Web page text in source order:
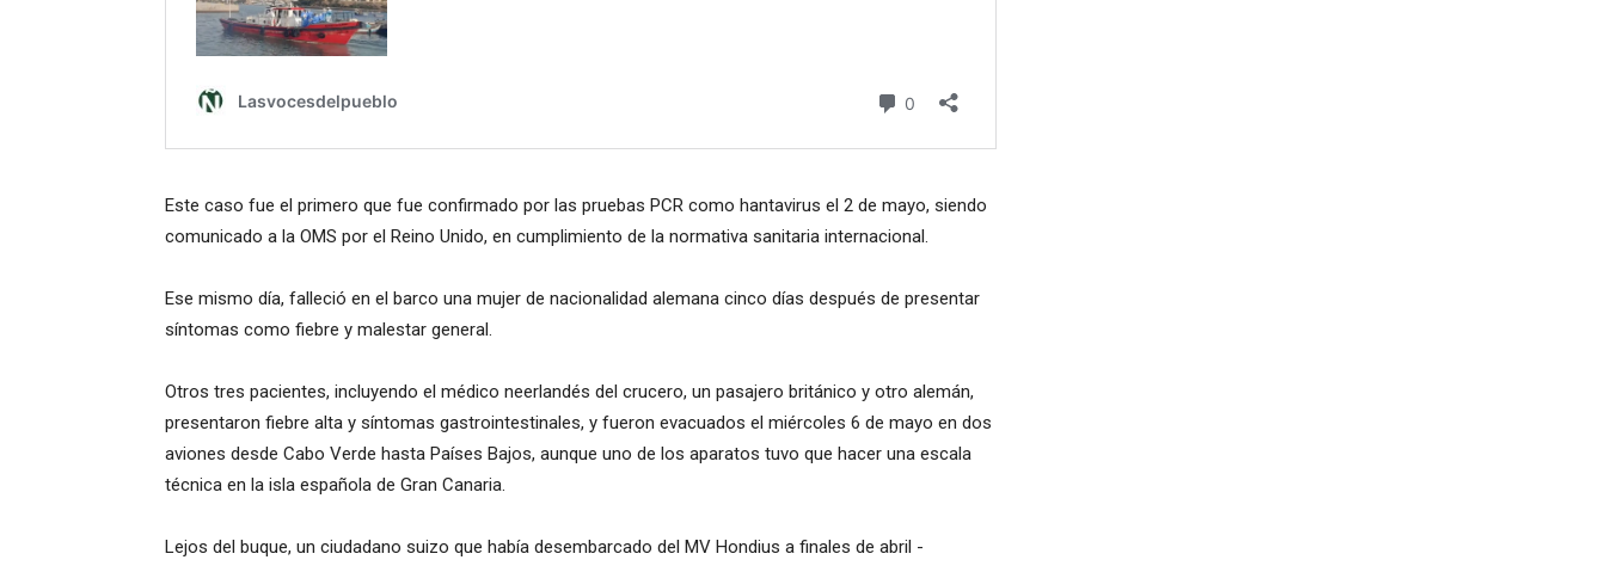
Este caso fue el primero que fue confirmado por las pruebas PCR como hantavirus el 2 de mayo, siendo
comunicado a la OMS por el Reino Unido, en cumplimiento de la normativa sanitaria internacional.
Ese mismo día, falleció en el barco una mujer de nacionalidad alemana cinco días después de presentar
síntomas como fiebre y malestar general.
Otros tres pacientes, incluyendo el médico neerlandés del crucero, un pasajero británico y otro alemán,
presentaron fiebre alta y síntomas gastrointestinales, y fueron evacuados el miércoles 6 de mayo en dos
aviones desde Cabo Verde hasta Países Bajos, aunque uno de los aparatos tuvo que hacer una escala
técnica en la isla española de Gran Canaria.
Lejos del buque, un ciudadano suizo que había desembarcado del MV Hondius a finales de abril -